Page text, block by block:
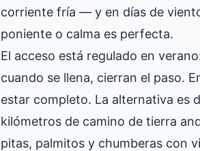
corriente fría — y en días de
poniente o calma es perfecta.
El acceso está regulado en
cuando se llena, cierran el paso.
estar completo. La alternativa es
kilómetros de camino de tierra
pitas, palmitos y chumberas con